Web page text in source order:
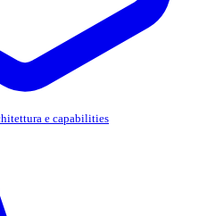
e capabilities